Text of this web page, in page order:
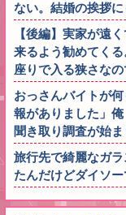
ない。結婚の挨拶に
【後編】実家が遠
来るよう勧めてく
座りで入る狭さな
おっさんバイトが
報がありました」
聞き取り調査が始
旅行先で綺麗なガ
たんだけどダイソ